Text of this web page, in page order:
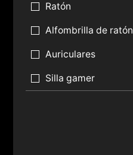
Ratón
Alfombrilla de ratón
Auriculares
Silla gamer